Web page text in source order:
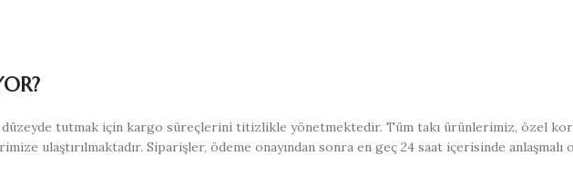
tutmak için kargo süreçlerini titizlikle yönetmektedir. Tüm takı ürünlerimiz, özel
ulaştırılmaktadır. Siparişler, ödeme onayından sonra en geç 24 saat içerisinde anlaşmalı